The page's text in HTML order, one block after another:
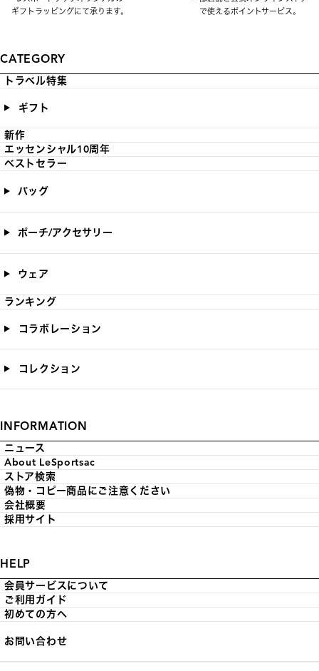
ギフトラッピングにて承ります。
で使えるポイントサービス。
CATEGORY
トラベル特集
ギフト
新作
エッセンシャル10周年
ベストセラー
バッグ
ポーチ/アクセサリー
ウェア
ランキング
コラボレーション
コレクション
INFORMATION
ニュース
About LeSportsac
ストア検索
偽物・コピー商品にご注意ください
会社概要
採用サイト
HELP
会員サービスについて
ご利用ガイド
初めての方へ
お問い合わせ